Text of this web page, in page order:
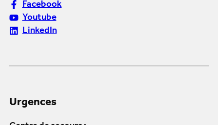
Facebook
Youtube
LinkedIn
Urgences